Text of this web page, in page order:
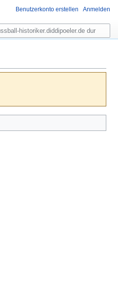
Benutzerkonto erstellen Anmelden